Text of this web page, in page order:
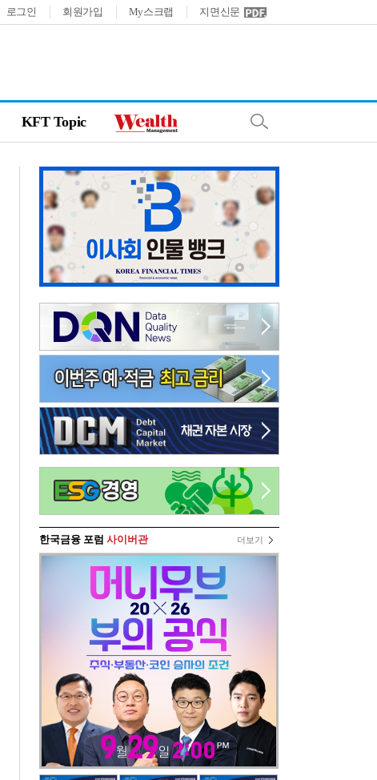
로그인 회원가입 My스크랩 지면신문
KFT Topic
한국금융 포럼 사이버관 더보기